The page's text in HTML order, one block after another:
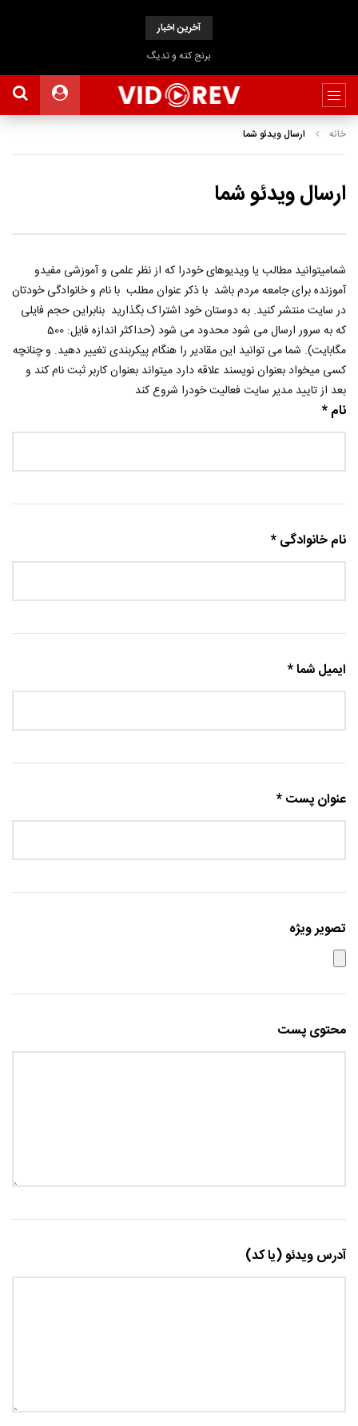
آخرین اخبار
برنج کته و تدیگ
خانه ارسال ویدئو شما
ارسال ویدئو شما
شمامیتوانید مطالب یا ویدیوهای خودرا که از نظر علمی و آموزشی مفیدو
آموزنده برای جامعه مردم باشد با ذکر عنوان مطلب با نام و خانوادگی خودتان
در سایت منتشر کنید. به دوستان خود اشتراک بگذارید بنابراین حجم فایلی
که به سرور ارسال می شود محدود می شود (حداکثر اندازه فایل: 500
مگابایت). شما می توانید این مقادیر را هنگام پیکربندی تغییر دهید. و چنانچه
کسی میخواد بعنوان نویسند علاقه دارد میتواند بعنوان کاربر ثبت نام کند و
بعد از تایید مدیر سایت فعالیت خودرا شروع کند
نام *
نام خانوادگی *
ایمیل شما *
عنوان پست *
تصویر ویژه
محتوی پست
آدرس ویدئو (یا کد)